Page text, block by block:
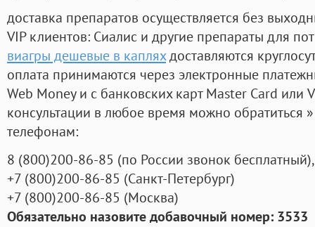
доставка препаратов осуществляется без
VIP клиентов: Сиалис и другие препараты для
виагры дешевые в капляхдоставляются
оплата принимаются через электронные
Web Money и с банковских карт Master Card или
консультации в любое время можно обратиться
телефонам:
8 (800)200-86-85 (по России звонок бесплатный),
+7 (800)200-86-85 (Санкт-Петербург)
+7 (800)200-86-85 (Москва)
Обязательно назовите добавочный номер: 3533